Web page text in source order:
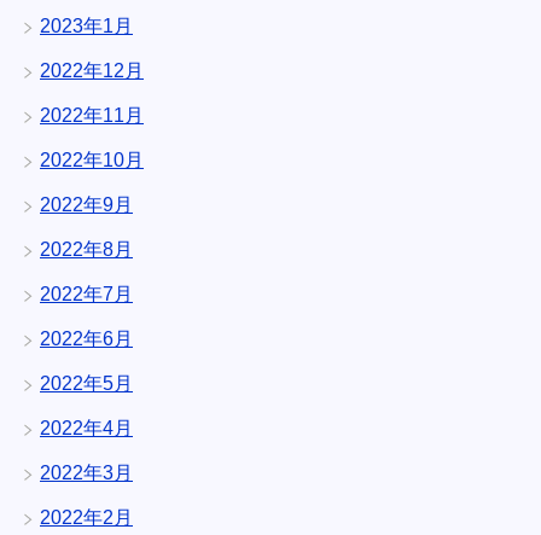
2023年1月
2022年12月
2022年11月
2022年10月
2022年9月
2022年8月
2022年7月
2022年6月
2022年5月
2022年4月
2022年3月
2022年2月